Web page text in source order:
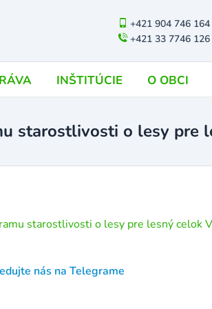
+421 904 746 164
+421 33 7746 126
INŠTITÚCIE O OBCI
starostlivosti o lesy pre
starostlivosti o lesy pre lesný celok
nás na Telegrame